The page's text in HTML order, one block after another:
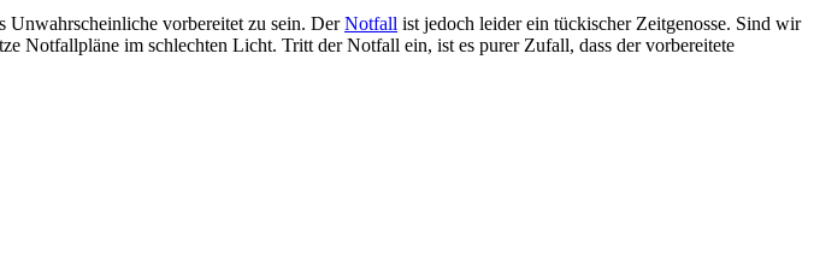
Unwahrscheinliche vorbereitet zu sein. DerNotfall ist jedoch leider ein tückischer Zeitgenosse. Sind wir
Notfallpläne im schlechten Licht. Tritt der Notfall ein, ist es purer Zufall, dass der vorbereitete